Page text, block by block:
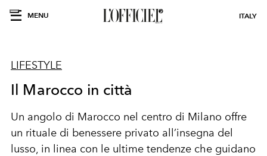
MENU ITALY
LIFESTYLE
Il Marocco in città
Un angolo di Marocco nel centro di Milano offre
un rituale di benessere privato all’insegna del
lusso, in linea con le ultime tendenze che guidano